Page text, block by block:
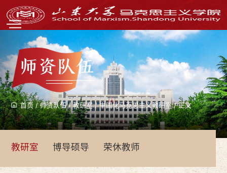
师资队伍
首页/师资队伍/教研室/中国化马克思主义教研室/正文
教研室 博导硕导 荣休教师